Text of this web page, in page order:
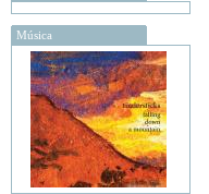
Música